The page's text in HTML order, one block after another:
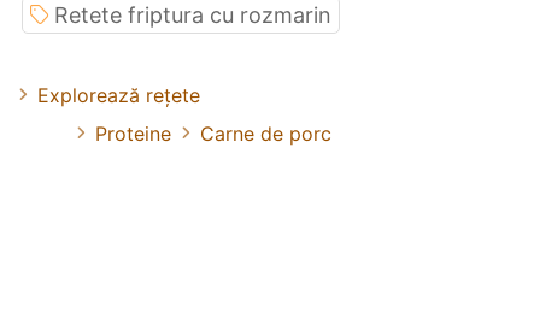
Retete friptura cu rozmarin
Explorează rețete
Proteine
Carne de porc